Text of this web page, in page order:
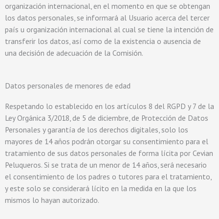
organización internacional, en el momento en que se obtengan
los datos personales, se informará al Usuario acerca del tercer
país u organización internacional al cual se tiene la intención de
transferir los datos, así como de la existencia o ausencia de
una decisión de adecuación de la Comisión.
Datos personales de menores de edad
Respetando lo establecido en los artículos 8 del RGPD y 7 de la
Ley Orgánica 3/2018, de 5 de diciembre, de Protección de Datos
Personales y garantía de los derechos digitales, solo los
mayores de 14 años podrán otorgar su consentimiento para el
tratamiento de sus datos personales de forma lícita por Cevian
Peluqueros. Si se trata de un menor de 14 años, será necesario
el consentimiento de los padres o tutores para el tratamiento,
y este solo se considerará lícito en la medida en la que los
mismos lo hayan autorizado.